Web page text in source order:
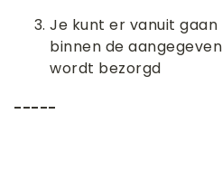
Je kunt er vanuit
binnen de
wordt bezorgd
-----